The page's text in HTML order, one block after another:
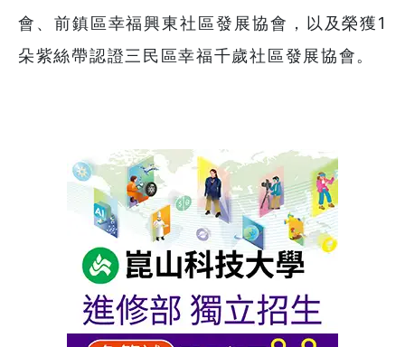
會、前鎮區幸福興東社區發展協會，以及榮獲1
朵紫絲帶認證三民區幸福千歲社區發展協會。